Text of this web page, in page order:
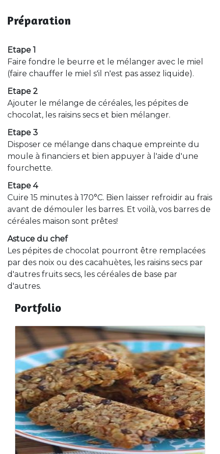
Préparation
Etape 1
Faire fondre le beurre et le mélanger avec le miel
(faire chauffer le miel s'il n'est pas assez liquide).
Etape 2
Ajouter le mélange de céréales, les pépites de
chocolat, les raisins secs et bien mélanger.
Etape 3
Disposer ce mélange dans chaque empreinte du
moule à financiers et bien appuyer à l'aide d'une
fourchette.
Etape 4
Cuire 15 minutes à 170°C. Bien laisser refroidir au frais
avant de démouler les barres. Et voilà, vos barres de
céréales maison sont prêtes!
Astuce du chef
Les pépites de chocolat pourront être remplacées
par des noix ou des cacahuètes, les raisins secs par
d'autres fruits secs, les céréales de base par
d'autres.
Portfolio